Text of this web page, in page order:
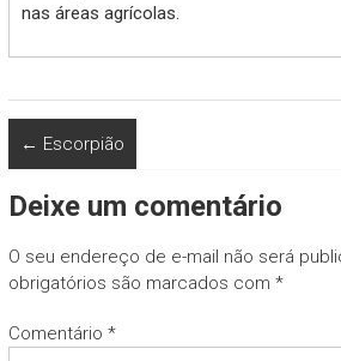
nas áreas agrícolas.
← Escorpião
Deixe um comentário
O seu endereço de e-mail não será
obrigatórios são marcados com *
Comentário *